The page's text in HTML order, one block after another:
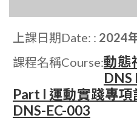
上課日期Date: : 2024
課程名稱Course:動態
DNS
Part I 運動實踐專項
DNS-EC-003